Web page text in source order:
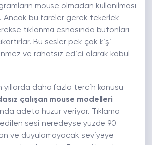
mouse olmadan kullanılması
Ancak bu fareler gerek tekerlek
tıklanma esnasında butonları
Bu sesler pek çok kişi
ve rahatsız edici olarak kabul
yıllarda daha fazla tercih konusu
çalışan mouse modelleri
adeta huzur veriyor. Tıklama
sesi neredeyse yüzde 90
ve duyulamayacak seviyeye